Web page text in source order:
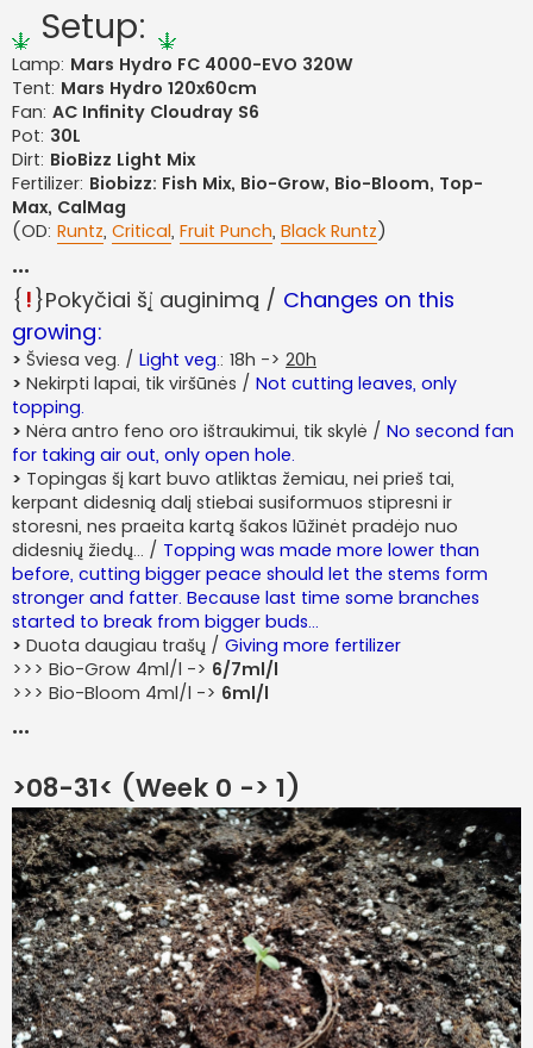
d
a
r
t
n
ė
Setup:
Lamp: Mars Hydro FC 4000-EVO 320W
Tent: Mars Hydro 120x60cm
Fan: AC Infinity Cloudray S6
Pot: 30L
Dirt: BioBizz Light Mix
Fertilizer: Biobizz: Fish Mix, Bio-Grow, Bio-Bloom, Top-
Max, CalMag
(OD: Runtz, Critical, Fruit Punch, Black Runtz)
...
{ ! }Pokyčiai šį auginimą / Changes on this
growing:
> Šviesa veg. / Light veg.: 18h -> 20h
> Nekirpti lapai, tik viršūnės / Not cutting leaves, only
topping.
> Nėra antro feno oro ištraukimui, tik skylė / No second fan
for taking air out, only open hole.
> Topingas šį kart buvo atliktas žemiau, nei prieš tai,
kerpant didesnią dalį stiebai susiformuos stipresni ir
storesni, nes praeita kartą šakos lūžinėt pradėjo nuo
didesnių žiedų... / Topping was made more lower than
before, cutting bigger peace should let the stems form
stronger and fatter. Because last time some branches
started to break from bigger buds...
> Duota daugiau trašų / Giving more fertilizer
>>> Bio-Grow 4ml/l -> 6/7ml/l
>>> Bio-Bloom 4ml/l -> 6ml/l
...
>08-31< (Week 0 -> 1)